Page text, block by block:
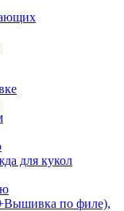
для кукол
по филе),